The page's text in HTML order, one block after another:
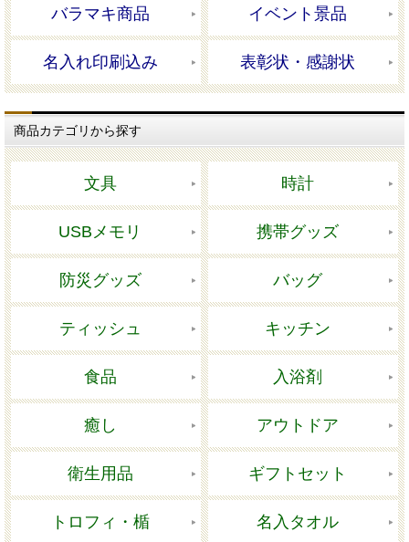
バラマキ商品 イベント景品
名入れ印刷込み 表彰状・感謝状
商品カテゴリから探す
文具 時計
USBメモリ 携帯グッズ
防災グッズ バッグ
ティッシュ キッチン
食品 入浴剤
癒し アウトドア
衛生用品 ギフトセット
トロフィ・楯 名入タオル